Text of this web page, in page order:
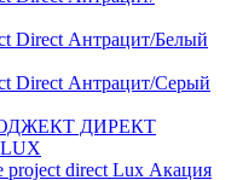
Direct Антрацит/Белый
Direct Антрацит/Серый
ДИРЕКТ
direct Lux Акация